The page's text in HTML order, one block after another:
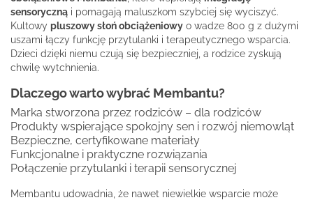
sensoryczną i pomagają maluszkom szybciej się wyciszyć.
Kultowy pluszowy słoń obciążeniowy o wadze 800 g z dużymi
uszami łączy funkcję przytulanki i terapeutycznego wsparcia.
Dzieci dzięki niemu czują się bezpieczniej, a rodzice zyskują
chwilę wytchnienia.
Dlaczego warto wybrać Membantu?
Marka stworzona przez rodziców – dla rodziców
Produkty wspierające spokojny sen i rozwój niemowląt
Bezpieczne, certyfikowane materiały
Funkcjonalne i praktyczne rozwiązania
Połączenie przytulanki i terapii sensorycznej
Membantu udowadnia, że nawet niewielkie wsparcie może